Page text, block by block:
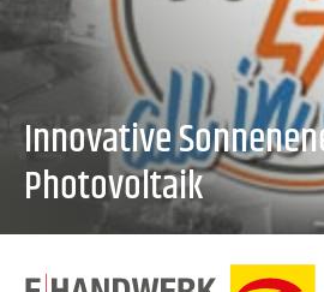
Innovative
Photovoltaik